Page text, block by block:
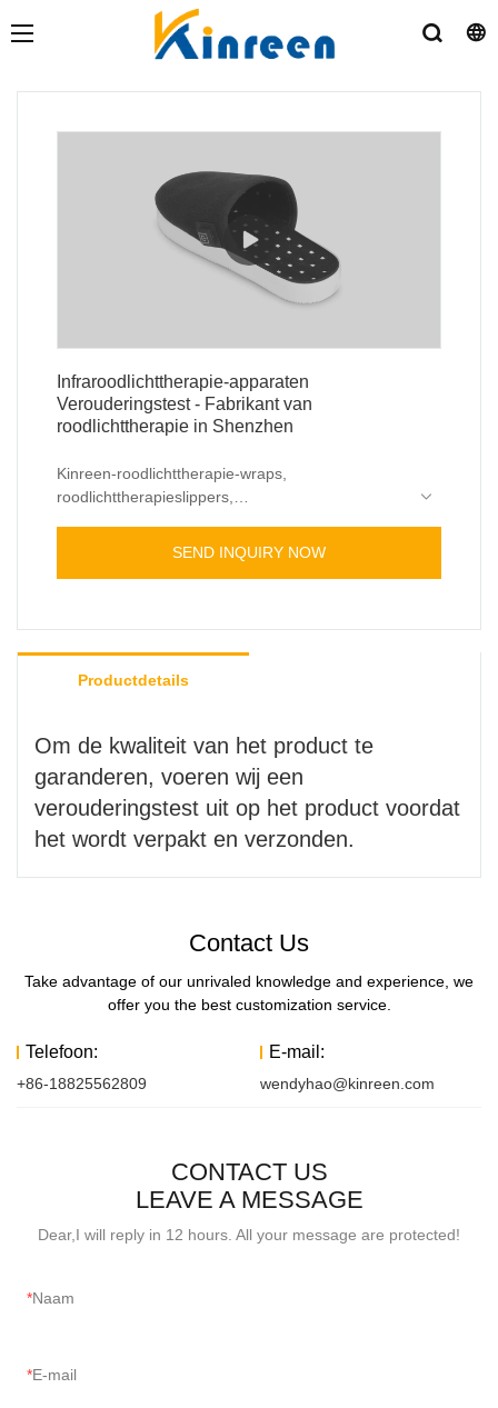
Infraroodlichttherapie-apparaten
Verouderingstest - Fabrikant van
roodlichttherapie in Shenzhen
Kinreen-roodlichttherapie-wraps,
roodlichttherapieslippers,
SEND INQUIRY NOW
Productdetails
Om de kwaliteit van het product te
garanderen, voeren wij een
verouderingstest uit op het product voordat
het wordt verpakt en verzonden.
Contact Us
Take advantage of our unrivaled knowledge and experience, we
offer you the best customization service.
Telefoon:
+86-18825562809
E-mail:
wendyhao@kinreen.com
CONTACT US
LEAVE A MESSAGE
Dear,I will reply in 12 hours. All your message are protected!
Naam
E-mail